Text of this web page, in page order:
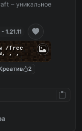
– уникальное
1.21.11
/free
, , ,
2